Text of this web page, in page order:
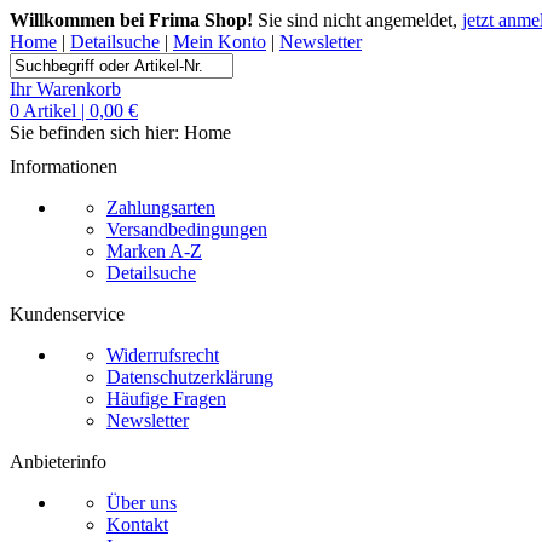
Willkommen bei Frima Shop! Sie sind nicht angemeldet, jetzt
Home | Detailsuche | Mein Konto | Newsletter
Ihr Warenkorb
0 Artikel | 0,00 €
Sie befinden sich hier: Home
Informationen
Zahlungsarten
Versandbedingungen
Marken A-Z
Detailsuche
Kundenservice
Widerrufsrecht
Datenschutzerklärung
Häufige Fragen
Newsletter
Anbieterinfo
Über uns
Kontakt